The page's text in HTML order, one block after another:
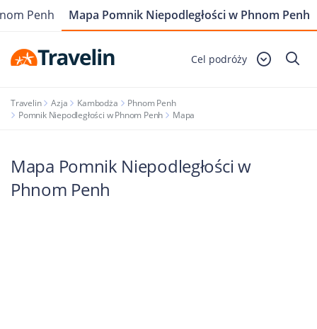
Cel podróży
Travelin Azja Kambodża
Phnom Penh
Pomnik Niepodległości w Phnom Penh
Mapa
Penh Mapa Pomnik Niepodległości w Phnom Penh
Mapa Pomnik Niepodległości w
Phnom Penh